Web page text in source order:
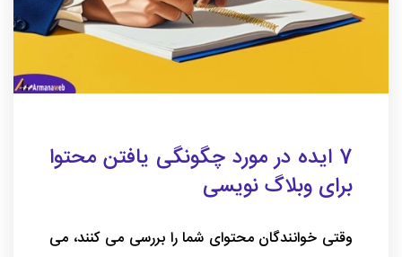
7 ایده در مورد چگونگی یافتن محتوا
برای وبلاگ نویسی
وقتی خوانندگان محتوای شما را بررسی می کنند، می